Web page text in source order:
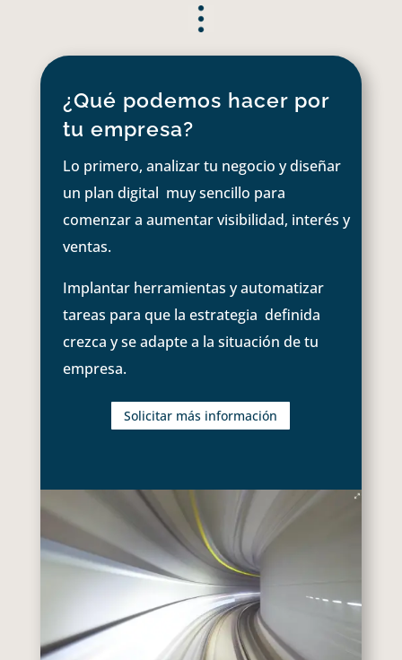
¿Qué podemos hacer por
tu empresa?
Lo primero, analizar tu negocio y diseñar
un plan digital muy sencillo para
comenzar a aumentar visibilidad, interés y
ventas.
Implantar herramientas y automatizar
tareas para que la estrategia definida
crezca y se adapte a la situación de tu
empresa.
Solicitar más información